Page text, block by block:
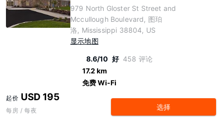
979 North Gloster St Street and
Mccullough Boulevard, 图珀
洛, Mississippi 38804, US
显示地图
8.6/10 好 458 评论
17.2 km
免费 Wi-Fi
起价 USD 195
每房 / 每夜 选择